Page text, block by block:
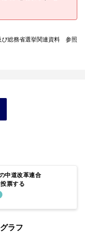
び総務省選挙関連資料 参照
中道改革連合
票する
ラフ